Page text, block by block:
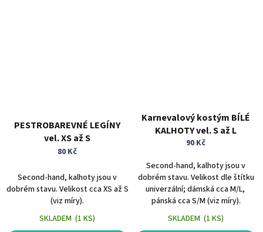
PESTROBAREVNÉ LEGÍNY
vel. XS až S
80 Kč
Second-hand, kalhoty jsou v
dobrém stavu. Velikost cca XS až S
(viz míry).
SKLADEM (1 KS)
Karnevalový kostým BÍLÉ
KALHOTY vel. S až L
90 Kč
Second-hand, kalhoty jsou v
dobrém stavu. Velikost dle štítku
univerzální; dámská cca M/L,
pánská cca S/M (viz míry).
SKLADEM (1 KS)